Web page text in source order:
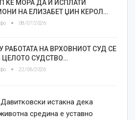
ЌЕ МОРА ДА Ѝ ИСПЛАТИ
НА ЕЛИЗАБЕТ ЏИН КЕРОЛ…
08/07/2026
РАБОТАТА НА ВРХОВНИОТ СУД СЕ
ЦЕЛОТО СУДСТВО…
22/06/2026
истакна дека
средина е уставно